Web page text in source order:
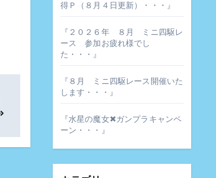
得Ｐ（８月４日更新）・・・』
『２０２６年 ８月 ミニ四駆レ
ース 参加お疲れ様でし
た・・・』
『８月 ミニ四駆レース開催いた
します・・・』
『水星の魔女✖ガンプラキャンペ
ーン・・・』